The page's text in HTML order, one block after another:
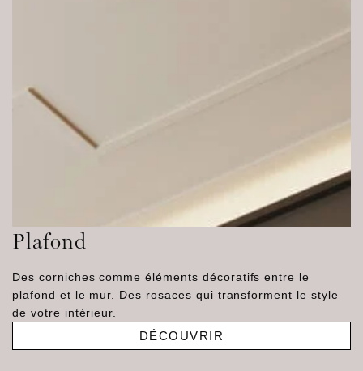
Plafond
Des corniches comme éléments décoratifs entre le
plafond et le mur. Des rosaces qui transforment le style
de votre intérieur.
DÉCOUVRIR